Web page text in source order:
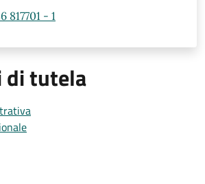
817701 - 1
di tutela